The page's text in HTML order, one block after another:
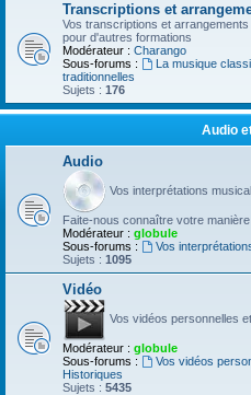
Transcriptions et
Vos transcriptions et
pour d'autres formations
Modérateur : Charango
Sous-forums :
La musique
traditionnelles
Sujets : 176
Audio
Audio
Vos interprétations
Faite-nous connaître votre manière
Modérateur : globule
Sous-forums :
Vos
Sujets : 1095
Vidéo
Vos vidéos personnelles
Modérateur : globule
Sous-forums :
Vos vidéos
Historiques
Sujets : 5435